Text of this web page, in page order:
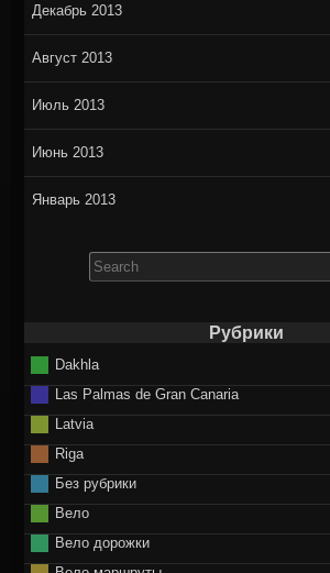
Декабрь 2013
Август 2013
Июль 2013
Июнь 2013
Январь 2013
for:
Рубрики
Dakhla
Las Palmas de Gran Canaria
Latvia
Riga
Без рубрики
Вело
Вело дорожки